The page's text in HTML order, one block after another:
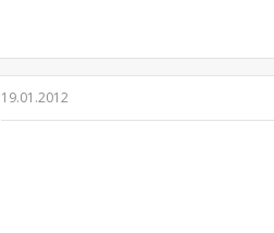
19.01.2012